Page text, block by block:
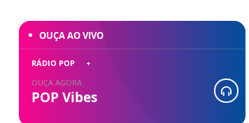
OUÇA AO VIVO
RÁDIO POP
OUÇA AGORA
POP Vibes